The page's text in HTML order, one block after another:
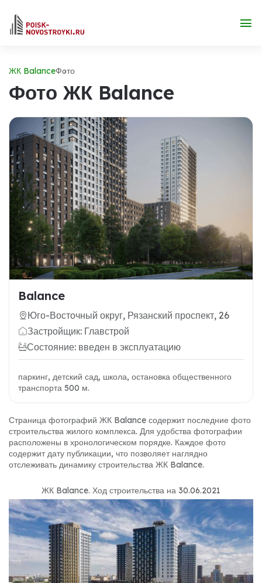
ЖК BalanceФото
Фото ЖК Balance
Balance
Юго-Восточный округ, Рязанский проспект, 26
Застройщик: Главстрой
Состояние: введен в эксплуатацию
паркинг, детский сад, школа, остановка общественного
транспорта 500 м.
Страница фотографий ЖК Balance содержит последние фото
строительства жилого комплекса. Для удобства фотографии
расположены в хронологическом порядке. Каждое фото
содержит дату публикации, что позволяет наглядно
отслеживать динамику строительства ЖК Balance.
ЖК Balance. Ход строительства на 30.06.2021